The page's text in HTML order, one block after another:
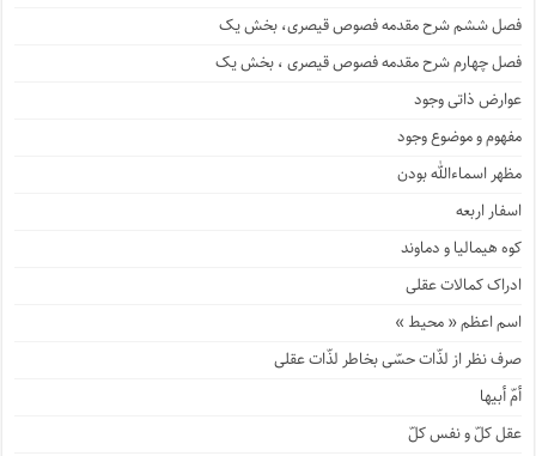
فصل ششم شرح مقدمه فصوص قیصری، بخش یک
فصل چهارم شرح مقدمه فصوص قیصری ، بخش یک
عوارض ذاتی وجود
مفهوم و موضوع وجود
مظهر اسماءالله بودن
اسفار اربعه
کوه هیمالیا و دماوند
ادراک کمالات عقلی
اسم اعظم « محیط »
صرف نظر از لذّات حسّی بخاطر لذّات عقلی
أمّ أبیها
عقل کلّ و نفس کلّ